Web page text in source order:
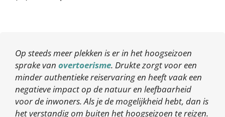
Op steeds meer plekken is er in het hoogseizoen
sprake van overtoerisme. Drukte zorgt voor een
minder authentieke reiservaring en heeft vaak een
negatieve impact op de natuur en leefbaarheid
voor de inwoners. Als je de mogelijkheid hebt, dan is
het verstandig om buiten het hoogseizoen te reizen.